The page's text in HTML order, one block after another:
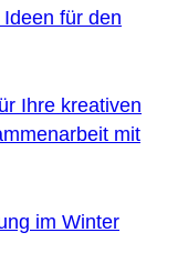
für den
Ihre kreativen
mit
im Winter